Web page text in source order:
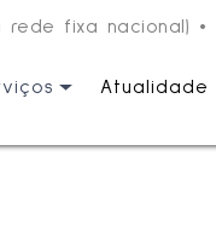
rede fixa nacional) •
Atualidade